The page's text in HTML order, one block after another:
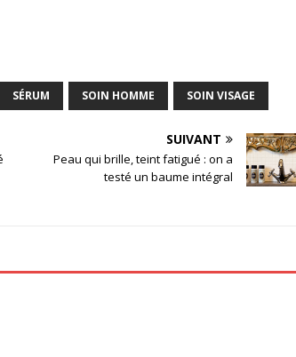
SÉRUM SOIN HOMME SOIN VISAGE
SUIVANT
Peau qui brille, teint fatigué : on a
testé un baume intégral